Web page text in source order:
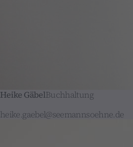
Heike GäbelBuchhaltung
heike.gaebel@seemannsoehne.de